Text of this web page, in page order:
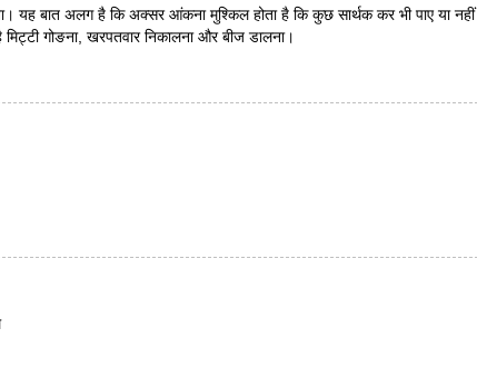
यह बात अलग है कि अक्सर आंकना मुश्किल होता है कि कुछ सार्थक कर भी पाए या
मिट्टी गोङना, खरपतवार निकालना और बीज डालना।